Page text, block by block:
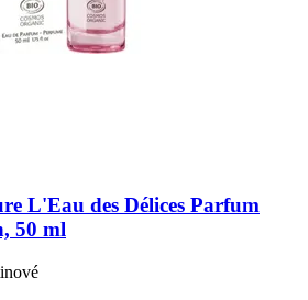
L'Eau des Délices Parfum
50 ml